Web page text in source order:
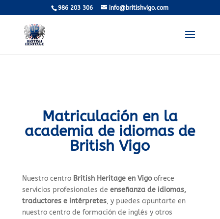
986 203 306 info@britishvigo.com
Matriculación en la
academia de idiomas de
British Vigo
Nuestro centro British Heritage en Vigoofrece
servicios profesionales de enseñanza de idiomas,
traductores e intérpretes, y puedes apuntarte en
nuestro centro de formación de inglés y otros